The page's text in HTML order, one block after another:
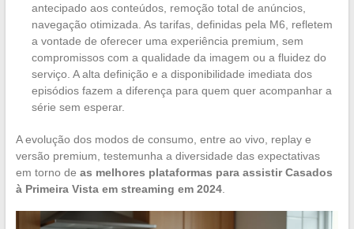
antecipado aos conteúdos, remoção total de anúncios,
navegação otimizada. As tarifas, definidas pela M6, refletem
a vontade de oferecer uma experiência premium, sem
compromissos com a qualidade da imagem ou a fluidez do
serviço. A alta definição e a disponibilidade imediata dos
episódios fazem a diferença para quem quer acompanhar a
série sem esperar.
A evolução dos modos de consumo, entre ao vivo, replay e
versão premium, testemunha a diversidade das expectativas
em torno de as melhores plataformas para assistir Casados
à Primeira Vista em streaming em 2024.